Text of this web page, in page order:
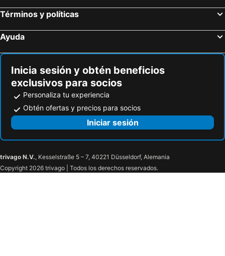
Términos y políticas
Ayuda
Inicia sesión y obtén beneficios
exclusivos para socios
Personaliza tu experiencia
Obtén ofertas y precios para socios
Iniciar sesión
trivago N.V., Kesselstraße 5 – 7, 40221 Düsseldorf, Alemania
Copyright 2026 trivago | Todos los derechos reservados.